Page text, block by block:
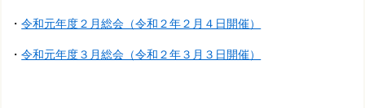
・令和元年度２月総会（令和２年２月４日開催）
・令和元年度３月総会（令和２年３月３日開催）